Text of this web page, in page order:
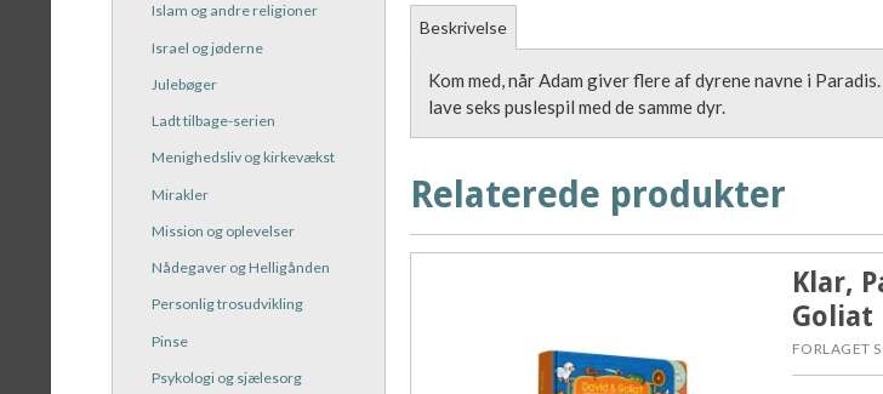
Islam og andre religioner
Israel og jøderne
Julebøger
Ladt tilbage-serien
Menighedsliv og kirkevækst
Mirakler
Mission og oplevelser
Nådegaver og Helligånden
Personlig trosudvikling
Pinse
Psykologi og sjælesorg
Beskrivelse
Kom med, når Adam giver flere af dyrene navne i
lave seks puslespil med de samme dyr.
Relaterede produkter
Klar,
Goliat
FORLAGET